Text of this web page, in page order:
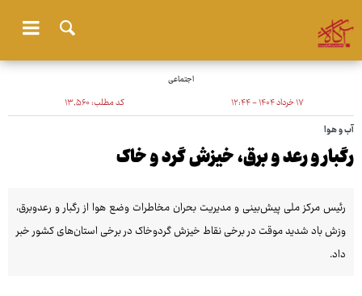
اجتماعی
۱۷ خرداد ۱۴۰۴ - ۱۲:۴۴ کد مطلب:۱۳٬۵۶۰
آب و هوا
رگبار و رعد و برق، خیزش گرد و خاک
رئیس مرکز ملی پیش‌بینی و مدیریت بحران مخاطرات وضع هوا از رگبار و رعدوبرق،
وزش باد شدید موقت در برخی نقاط خیزش گردوخاک در برخی استان‌های کشور خبر
داد.